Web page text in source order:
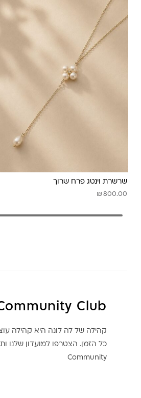
שרשרת וינטג פרח שרוך
₪ 800.00
Club
קהילה של לה לונה היא קהילה
כל הזמן. הצטרפו למועדון שלנו
Community